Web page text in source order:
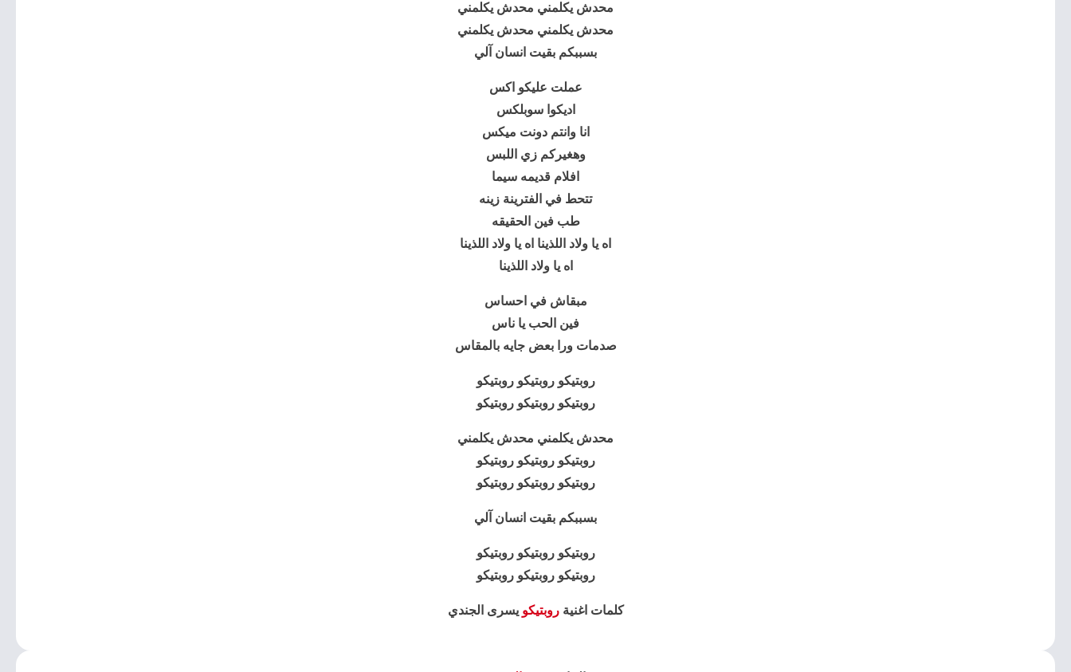
محدش يكلمني محدش يكلمني
محدش يكلمني محدش يكلمني
بسببكم بقيت انسان آلي
عملت عليكو اكس
اديكوا سوبلكس
انا وانتم دونت ميكس
وهغيركم زي اللبس
افلام قديمه سيما
تتحط في الفترينة زينه
طب فين الحقيقه
اه يا ولاد اللذينا اه يا ولاد اللذينا
اه يا ولاد اللذينا
مبقاش في احساس
فين الحب يا ناس
صدمات ورا بعض جايه بالمقاس
روبتيكو روبتيكو روبتيكو
روبتيكو روبتيكو روبتيكو
محدش يكلمني محدش يكلمني
روبتيكو روبتيكو روبتيكو
روبتيكو روبتيكو روبتيكو
بسببكم بقيت انسان آلي
روبتيكو روبتيكو روبتيكو
روبتيكو روبتيكو روبتيكو
كلمات اغنيةروبتيكو يسرى الجندي